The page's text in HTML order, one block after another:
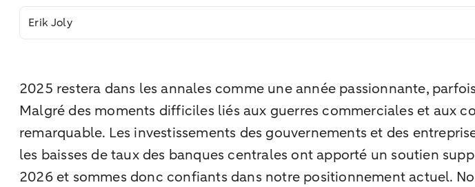
Erik Joly
2025 restera dans les annales comme une année passionnante,
Malgré des moments difficiles liés aux guerres commerciales et aux
remarquable. Les investissements des gouvernements et des
les baisses de taux des banques centrales ont apporté un soutien
2026 et sommes donc confiants dans notre positionnement actuel.